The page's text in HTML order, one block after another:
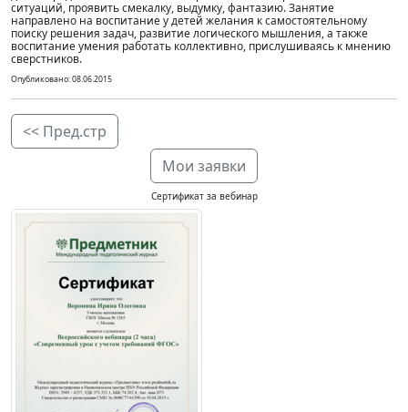
ситуаций, проявить смекалку, выдумку, фантазию. Занятие
направлено на воспитание у детей желания к самостоятельному
поиску решения задач, развитие логического мышления, а также
воспитание умения работать коллективно, прислушиваясь к мнению
сверстников.
Опубликовано: 08.06.2015
<< Пред.стр
Мои заявки
Сертификат за вебинар